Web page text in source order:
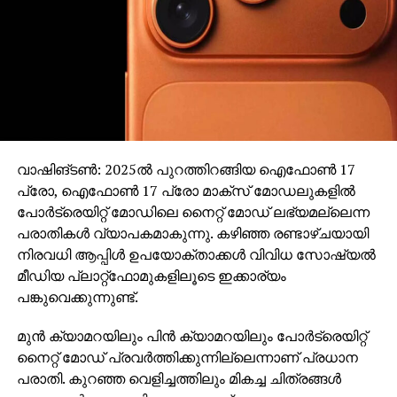
വാഷിങ്ടൺ: 2025ൽ പുറത്തിറങ്ങിയ ഐഫോൺ 17
പ്രോ, ഐഫോൺ 17 പ്രോ മാക്‌സ് മോഡലുകളിൽ
പോർട്രെയിറ്റ് മോഡിലെ നൈറ്റ് മോഡ് ലഭ്യമല്ലെന്ന
പരാതികൾ വ്യാപകമാകുന്നു. കഴിഞ്ഞ രണ്ടാഴ്ചയായി
നിരവധി ആപ്പിൾ ഉപയോക്താക്കൾ വിവിധ സോഷ്യൽ
മീഡിയ പ്ലാറ്റ്‌ഫോമുകളിലൂടെ ഇക്കാര്യം
പങ്കുവെക്കുന്നുണ്ട്.
മുൻ ക്യാമറയിലും പിൻ ക്യാമറയിലും പോർട്രെയിറ്റ്
നൈറ്റ് മോഡ് പ്രവർത്തിക്കുന്നില്ലെന്നാണ് പ്രധാന
പരാതി. കുറഞ്ഞ വെളിച്ചത്തിലും മികച്ച ചിത്രങ്ങൾ